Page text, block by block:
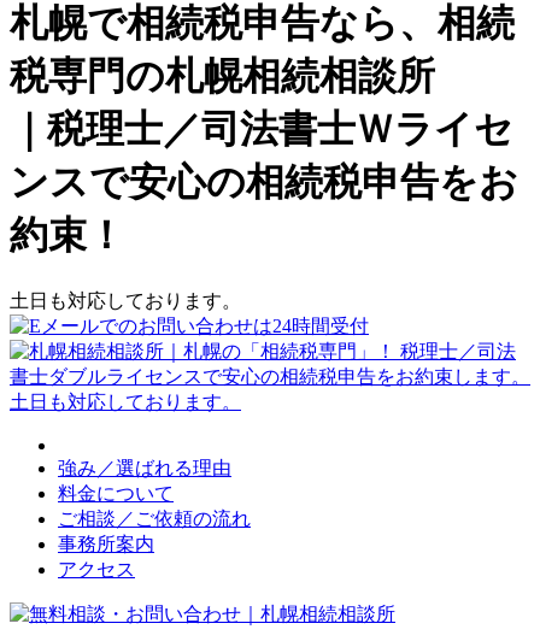
札幌で相続税申告なら、相続
税専門の札幌相続相談所
｜税理士／司法書士Ｗライセ
ンスで安心の相続税申告をお
約束！
土日も対応しております。
強み／選ばれる理由
料金について
ご相談／ご依頼の流れ
事務所案内
アクセス